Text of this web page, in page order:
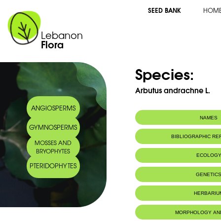
Lebanon
Flora
SEED BANK
ANGIOSPERMS
GYMNOSPERMS
MOSSES AND
BRYOPHYTES
PTERIDOPHYTES
Species:
Arbutus andrachne L.
NAMES
Common name: Arbousier
tree
قطلب
BIBLIOGRAPHIC
Georges TohmÃ©& Henriette TohmÃ©.
NATIONAL COUNCIL FOR SCIENTIFIC
ECOLOGY
The east
Habitat : Régions
MORPHOLOGY